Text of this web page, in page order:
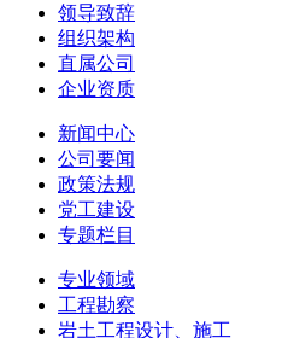
领导致辞
组织架构
直属公司
企业资质
新闻中心
公司要闻
政策法规
党工建设
专题栏目
专业领域
工程勘察
岩土工程设计、施工